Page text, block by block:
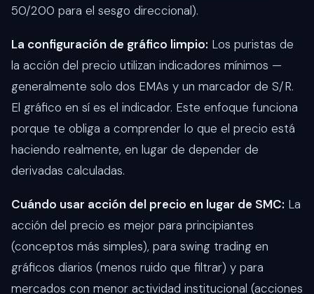
50/200 para el sesgo direccional).
La configuración de gráfico limpio: Los puristas de
la acción del precio utilizan indicadores mínimos —
generalmente solo dos EMAs y un marcador de S/R.
El gráfico en sí es el indicador. Este enfoque funciona
porque te obliga a comprender lo que el precio está
haciendo realmente, en lugar de depender de
derivadas calculadas.
Cuándo usar acción del precio en lugar de SMC: La
acción del precio es mejor para principiantes
(conceptos más simples), para swing trading en
gráficos diarios (menos ruido que filtrar) y para
mercados con menor actividad institucional (acciones